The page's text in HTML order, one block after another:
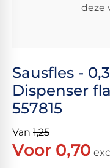
deze
Sausfles -
Dispenser
557815
Van 1,25
Voor 0,70